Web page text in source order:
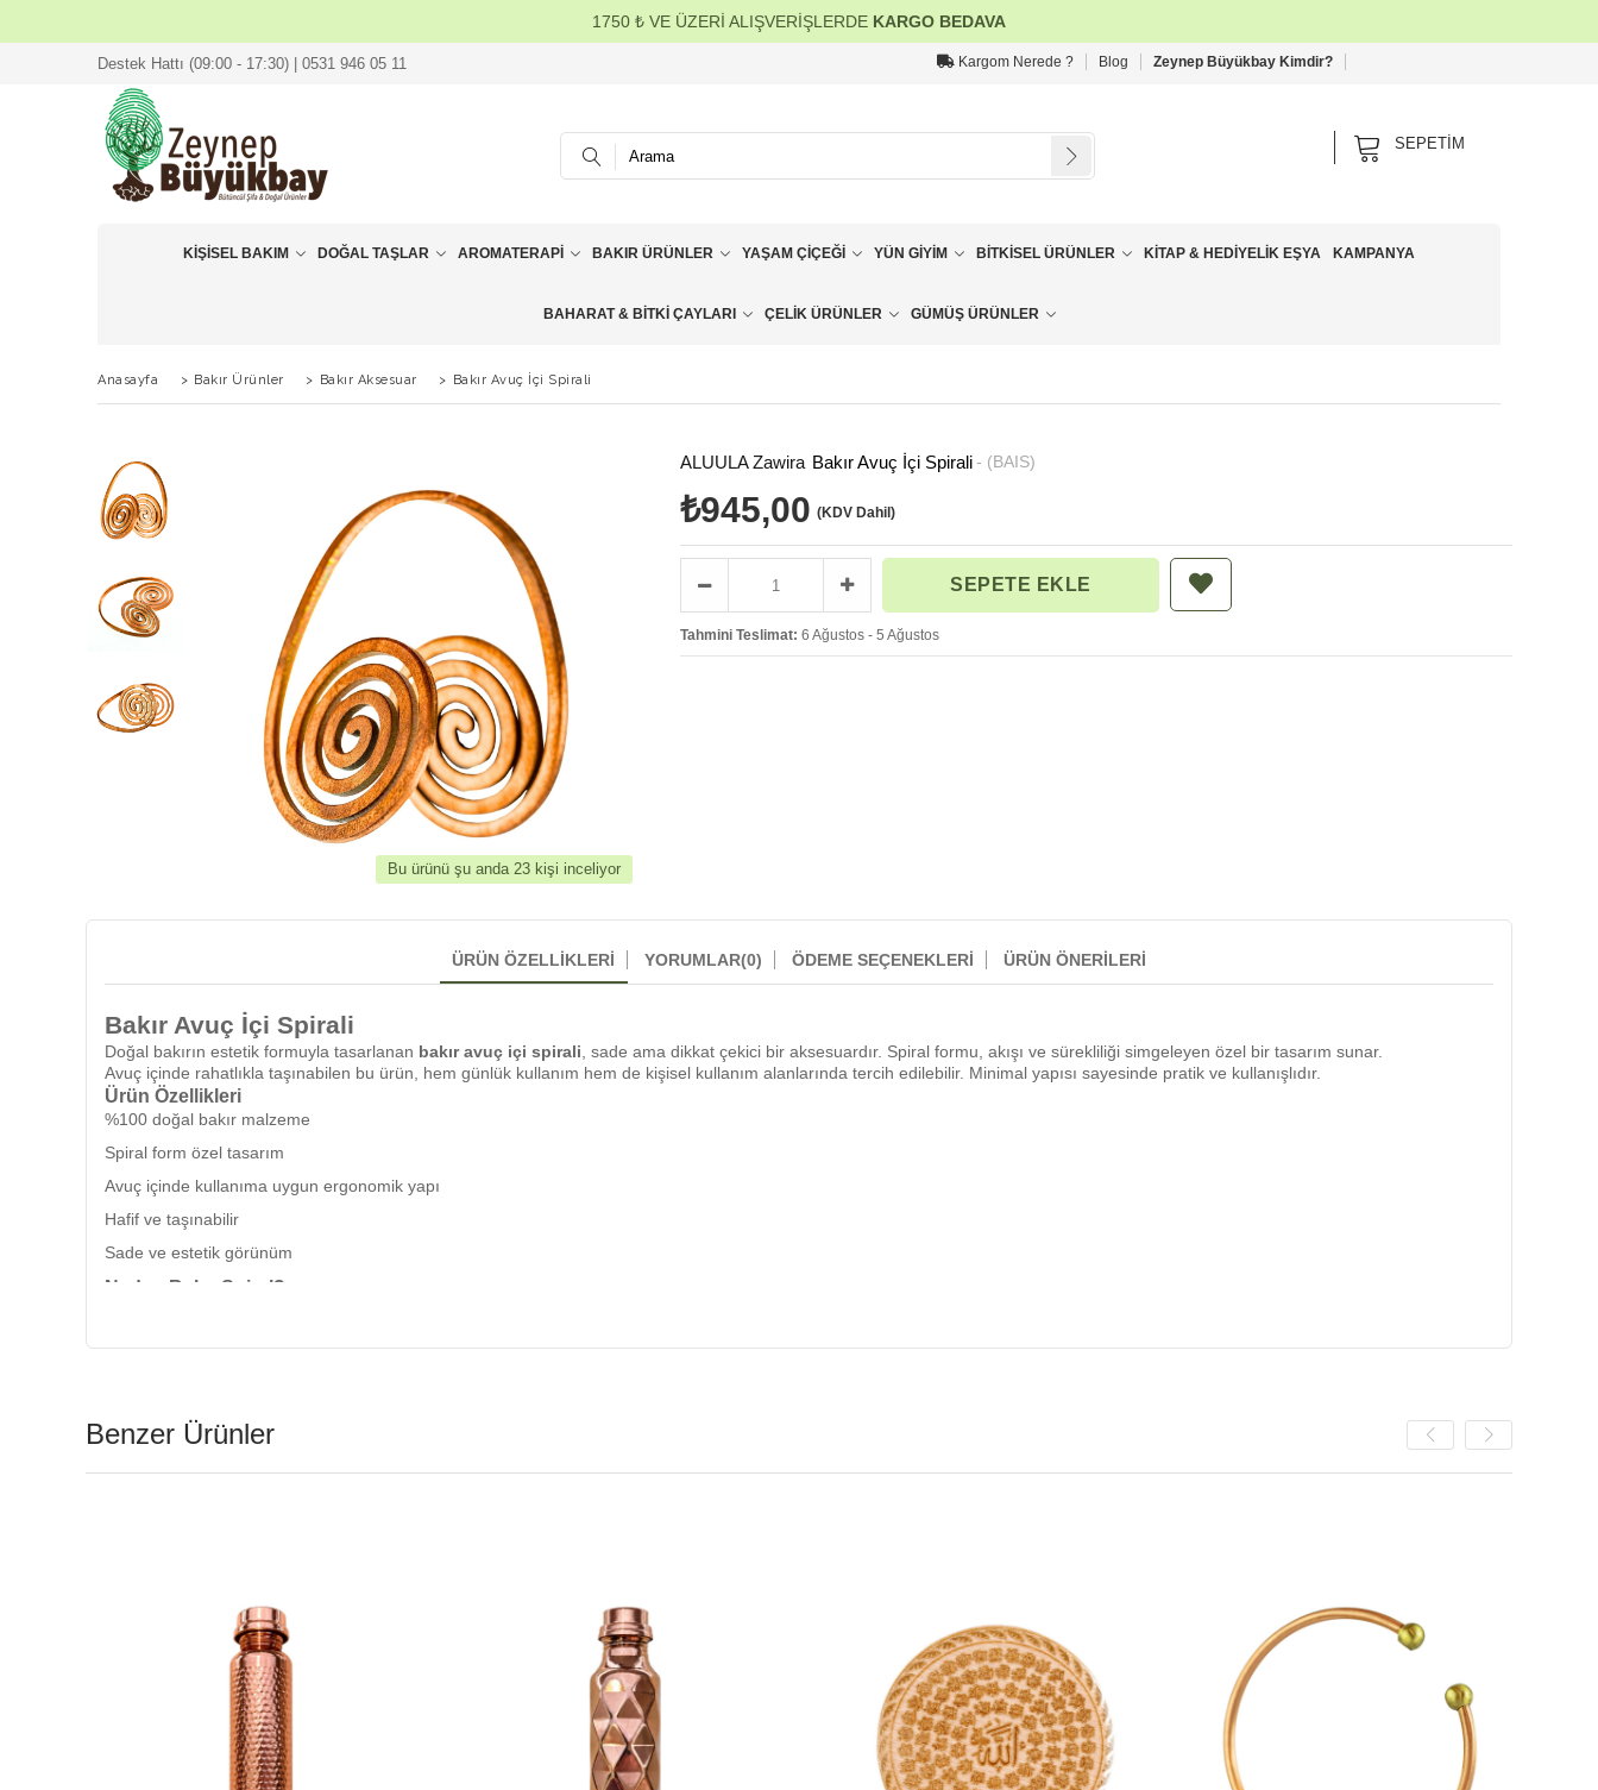
1750 ₺ VE ÜZERİ ALIŞVERİŞLERDE KARGO BEDAVA
Destek Hattı (09:00 - 17:30) | 0531 946 05 11 Kargom Nerede ? Blog Zeynep Büyükbay Kimdir?
SEPETIM
KIŞISEL BAKIM DOĞAL TAŞLAR AROMATERAPI BAKIR ÜRÜNLER YAŞAM ÇIÇEĞI YÜN GIYIM BITKISEL ÜRÜNLER KITAP & HEDIYELIK EŞYA KAMPANYA
BAHARAT & BITKI ÇAYLARI ÇELIK ÜRÜNLER GÜMÜŞ ÜRÜNLER
Anasayfa > Bakır Ürünler > Bakır Aksesuar > Bakır Avuç İçi Spirali
Bu ürünü şu anda 23 kişi inceliyor
ALUULA Zawira Bakır Avuç İçi Spirali (BAIS)
₺945,00 (KDV Dahil)
Tahmini Teslimat: 6 Ağustos - 5 Ağustos
ÜRÜN ÖZELLIKLERI YORUMLAR(0) ÖDEME SEÇENEKLERI ÜRÜN ÖNERILERI
Bakır Avuç İçi Spirali
Doğal bakırın estetik formuyla tasarlanan bakır avuç içi spirali, sade ama dikkat çekici bir aksesuardır. Spiral formu, akışı ve sürekliliği simgeleyen özel bir tasarım sunar.
Avuç içinde rahatlıkla taşınabilen bu ürün, hem günlük kullanım hem de kişisel kullanım alanlarında tercih edilebilir. Minimal yapısı sayesinde pratik ve kullanışlıdır.
Ürün Özellikleri
%100 doğal bakır malzeme
Spiral form özel tasarım
Avuç içinde kullanıma uygun ergonomik yapı
Hafif ve taşınabilir
Sade ve estetik görünüm
Neden Bakır Spiral?
Not:Doğal bakır zamanla kararma yapabilir. Bu durum ürünün doğasından kaynaklanır ve düzenli bakım ile kolayca temizlenebilir.
Benzer Ürünler